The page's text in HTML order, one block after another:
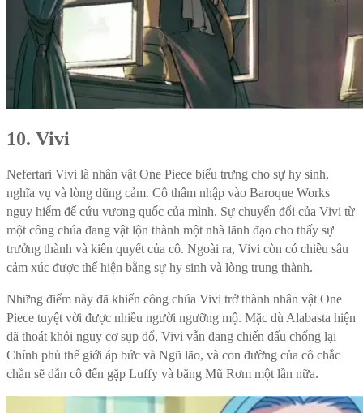
10. Vivi
Nefertari Vivi là nhân vật One Piece biểu trưng cho sự hy sinh,
nghĩa vụ và lòng dũng cảm. Cô thâm nhập vào Baroque Works
nguy hiểm để cứu vương quốc của mình. Sự chuyển đổi của Vivi từ
một công chúa đang vật lộn thành một nhà lãnh đạo cho thấy sự
trưởng thành và kiên quyết của cô. Ngoài ra, Vivi còn có chiều sâu
cảm xúc được thể hiện bằng sự hy sinh và lòng trung thành.
Những điểm này đã khiến công chúa Vivi trở thành nhân vật One
Piece tuyệt vời được nhiều người ngưỡng mộ. Mặc dù Alabasta hiện
đã thoát khỏi nguy cơ sụp đổ, Vivi vẫn đang chiến đấu chống lại
Chính phủ thế giới áp bức và Ngũ lão, và con đường của cô chắc
chắn sẽ dẫn cô đến gặp Luffy và băng Mũ Rơm một lần nữa.